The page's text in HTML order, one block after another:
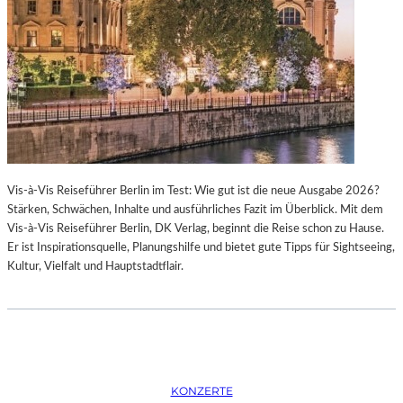
K
T
I
O
N
M
I
T
H
M
B
U
R
O
S
O
P
E
R
I
N
M
Ü
C
H
E
N
P
Vis-à-Vis Reiseführer Berlin im Test: Wie gut ist die neue Ausgabe 2026?
Stärken, Schwächen, Inhalte und ausführliches Fazit im Überblick. Mit dem
Vis-à-Vis Reiseführer Berlin, DK Verlag, beginnt die Reise schon zu Hause.
Er ist Inspirationsquelle, Planungshilfe und bietet gute Tipps für Sightseeing,
Kultur, Vielfalt und Hauptstadtflair.
KONZERTE